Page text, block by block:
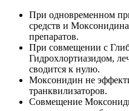
При одновременном
средств и
препаратов.
При совмещении с
Гидрохлортиазидом,
сводится к нулю.
Моксонидин не
транквилизаторов.
Совмещение